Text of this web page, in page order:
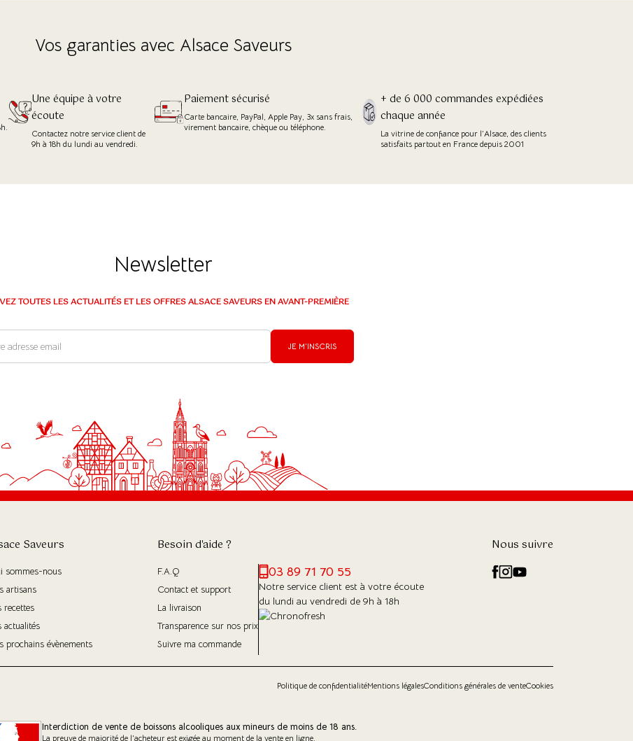
Vos garanties avec Alsace Saveurs
Une équipe à votre
écoute
Contactez notre service client de
9h à 18h du lundi au vendredi.
Paiement sécurisé
Carte bancaire, PayPal, Apple Pay, 3x sans frais,
virement bancaire, chèque ou téléphone.
+ de 6 000 commandes expédiées
chaque année
La vitrine de confiance pour l’Alsace, des clients
satisfaits partout en France depuis 2001
Newsletter
TOUTES LES ACTUALITÉS ET LES OFFRES ALSACE SAVEURS EN AVANT-PREMIÈRE
JE M'INSCRIS
Saveurs
sommes-nous
artisans
recettes
actualités
prochains évènements
Besoin d'aide ?
F.A.Q
Contact et support
La livraison
Transparence sur nos prix
Suivre ma commande
03 89 71 70 55
Notre service client est à votre écoute
du lundi au vendredi de 9h à 18h
Nous suivre
Politique de confidentialitéMentions légalesConditions générales de venteCookies
Interdiction de vente de boissons alcooliques aux mineurs de moins de 18 ans.
La preuve de majorité de l'acheteur est exigée au moment de la vente en ligne.